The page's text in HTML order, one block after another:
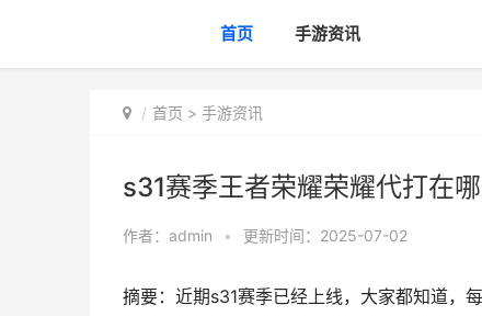
首页 手游资讯
首页 > 手游资讯
s31赛季王者荣耀荣耀代打在
作者： admin • 更新时间：2025-07-02
摘要：近期s31赛季已经上线，大家都知道，